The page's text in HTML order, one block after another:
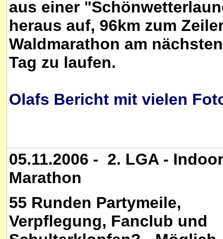
aus einer
heraus auf, 96km zum
Waldmarathon am nächsten
Tag zu laufen.
Olafs Bericht mit vielen
05.11.2006 - 2. LGA - Indoor
Marathon
55 Runden Partymeile,
Verpflegung, Fanclub und